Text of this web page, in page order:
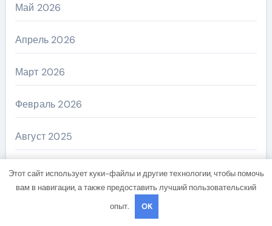
Май 2026
Апрель 2026
Март 2026
Февраль 2026
Август 2025
Май 2025
Этот сайт использует куки-файлы и другие технологии, чтобы помочь
вам в навигации, а также предоставить лучший пользовательский
опыт.
OK